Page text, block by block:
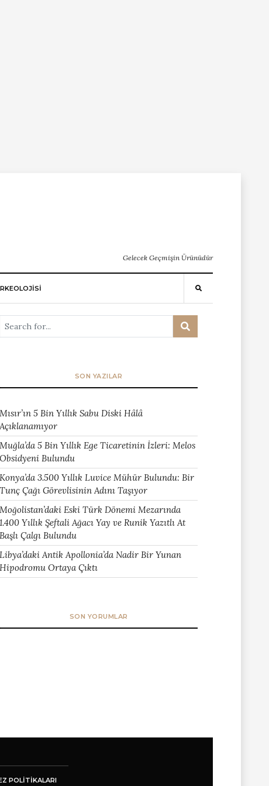
Gelecek Geçmişin Ürünüdür
SON YAZILAR
Mısır’ın 5 Bin Yıllık Sabu Diski Hâlâ
Açıklanamıyor
Muğla’da 5 Bin Yıllık Ege Ticaretinin İzleri: Melos
Obsidyeni Bulundu
Konya’da 3.500 Yıllık Luvice Mühür Bulundu: Bir
Tunç Çağı Görevlisinin Adını Taşıyor
Moğolistan’daki Eski Türk Dönemi Mezarında
1.400 Yıllık Şeftali Ağacı Yay ve Runik Yazıtlı At
Başlı Çalgı Bulundu
Libya’daki Antik Apollonia’da Nadir Bir Yunan
Hipodromu Ortaya Çıktı
SON YORUMLAR
POLITIKALARI